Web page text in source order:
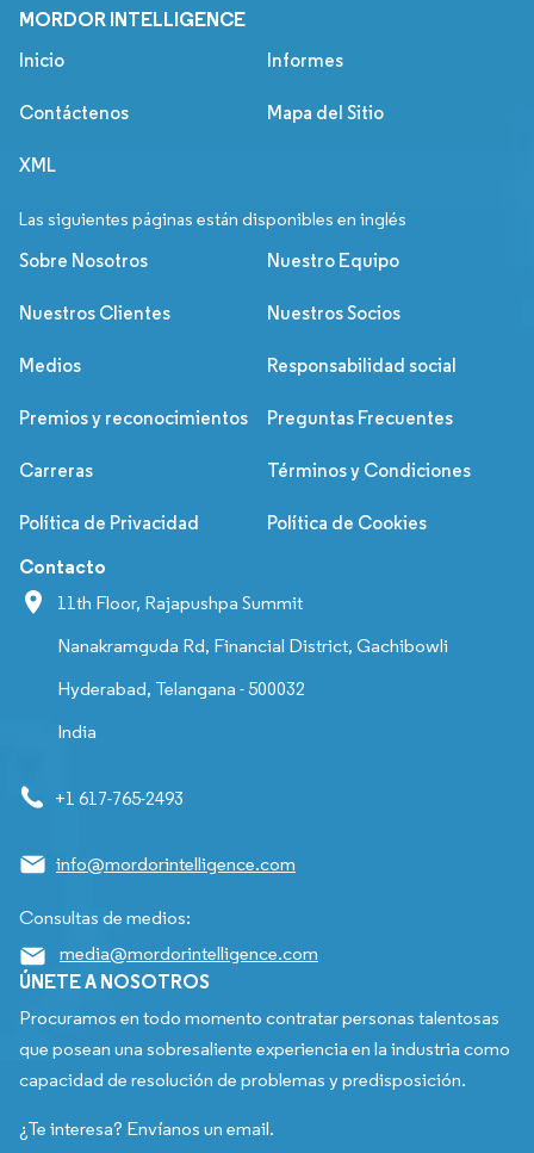
MORDOR INTELLIGENCE
Inicio Informes
Contáctenos Mapa del Sitio
XML
Las siguientes páginas están disponibles en inglés
Sobre Nosotros Nuestro Equipo
Nuestros Clientes Nuestros Socios
Medios Responsabilidad social
Premios y reconocimientos Preguntas Frecuentes
Carreras Términos y Condiciones
Política de Privacidad Política de Cookies
Contacto
11th Floor, Rajapushpa Summit
Nanakramguda Rd, Financial District, Gachibowli
Hyderabad, Telangana - 500032
India
+1 617-765-2493
info@mordorintelligence.com
Consultas de medios:
media@mordorintelligence.com
ÚNETE A NOSOTROS
Procuramos en todo momento contratar personas talentosas
que posean una sobresaliente experiencia en la industria como
capacidad de resolución de problemas y predisposición.
¿Te interesa? Envíanos un email.